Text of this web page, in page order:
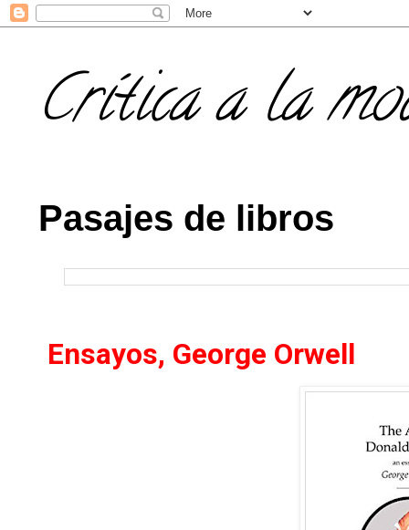
Crítica a la
Pasajes de libros
Ensayos, George Orwell